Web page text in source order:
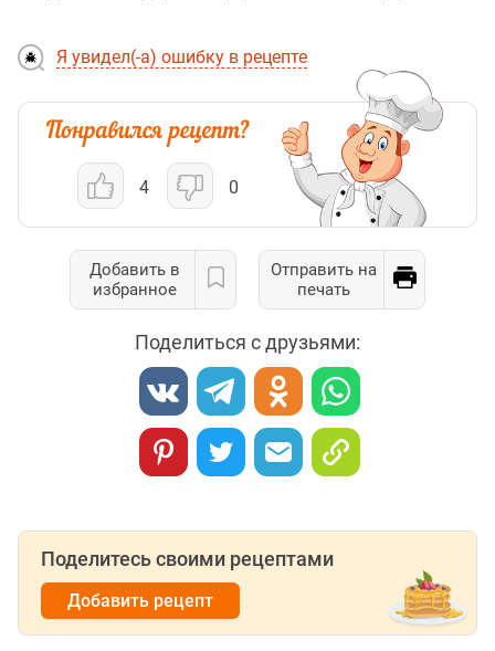
Я увидел(-а) ошибку в рецепте
4 0
Добавить в
избранное
Отправить на
печать
Поделиться с друзьями:
Поделитесь своими рецептами
Добавить рецепт